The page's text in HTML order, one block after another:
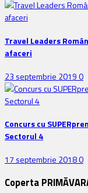
Travel Leaders
afaceri
23 septembrie 20190
Concurs cu
Sectorul 4
17 septembrie 20180
Coperta